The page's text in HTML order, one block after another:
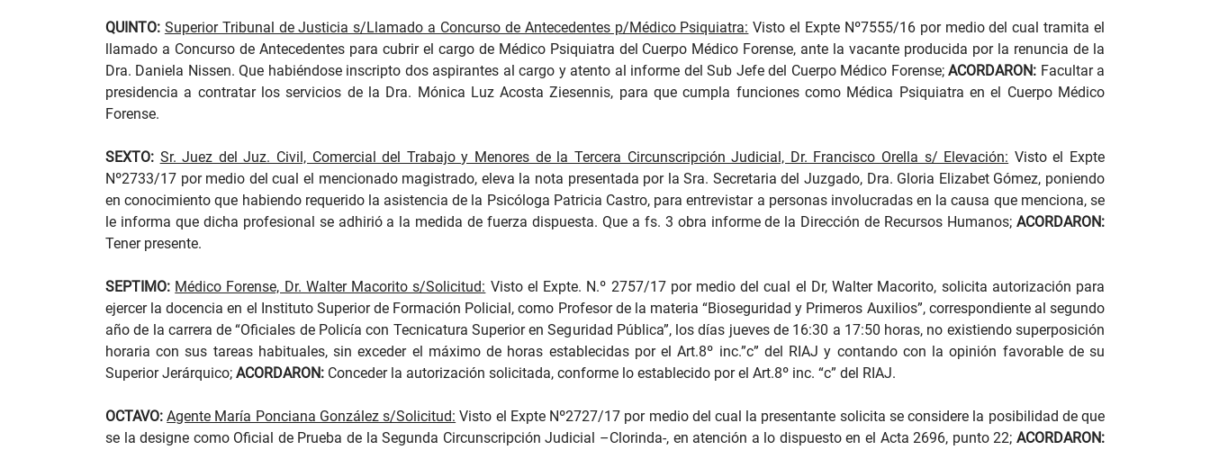
QUINTO: Superior Tribunal de Justicia s/Llamado a Concurso de Antecedentes p/Médico Psiquiatra: Visto el Expte Nº7555/16 por medio del cual tramita el
llamado a Concurso de Antecedentes para cubrir el cargo de Médico Psiquiatra del Cuerpo Médico Forense, ante la vacante producida por la renuncia de la
Dra. Daniela Nissen. Que habiéndose inscripto dos aspirantes al cargo y atento al informe del Sub Jefe del Cuerpo Médico Forense;ACORDARON: Facultar a
presidencia a contratar los servicios de la Dra. Mónica Luz Acosta Ziesennis, para que cumpla funciones como Médica Psiquiatra en el Cuerpo Médico
Forense.
SEXTO: Sr. Juez del Juz. Civil, Comercial del Trabajo y Menores de la Tercera Circunscripción Judicial, Dr. Francisco Orella s/ Elevación: Visto el Expte
Nº2733/17 por medio del cual el mencionado magistrado, eleva la nota presentada por la Sra. Secretaria del Juzgado, Dra. Gloria Elizabet Gómez, poniendo
en conocimiento que habiendo requerido la asistencia de la Psicóloga Patricia Castro, para entrevistar a personas involucradas en la causa que menciona, se
le informa que dicha profesional se adhirió a la medida de fuerza dispuesta. Que a fs. 3 obra informe de la Dirección de Recursos Humanos; ACORDARON:
Tener presente.
SEPTIMO: Médico Forense, Dr. Walter Macorito s/Solicitud: Visto el Expte. N.º 2757/17 por medio del cual el Dr, Walter Macorito, solicita autorización para
ejercer la docencia en el Instituto Superior de Formación Policial, como Profesor de la materia “Bioseguridad y Primeros Auxilios”, correspondiente al segundo
año de la carrera de “Oficiales de Policía con Tecnicatura Superior en Seguridad Pública”, los días jueves de 16:30 a 17:50 horas, no existiendo superposición
horaria con sus tareas habituales, sin exceder el máximo de horas establecidas por el Art.8º inc.”c” del RIAJ y contando con la opinión favorable de su
Superior Jerárquico; ACORDARON: Conceder la autorización solicitada, conforme lo establecido por el Art.8º inc. “c” del RIAJ.
OCTAVO: Agente María Ponciana González s/Solicitud: Visto el Expte Nº2727/17 por medio del cual la presentante solicita se considere la posibilidad de que
se la designe como Oficial de Prueba de la Segunda Circunscripción Judicial –Clorinda-, en atención a lo dispuesto en el Acta 2696, punto 22; ACORDARON: